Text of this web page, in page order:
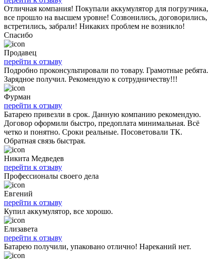
Отличная компания! Покупали аккумулятор для погрузчика,
все прошло на высшем уровне! Созвонились, договорились,
встретились, забрали! Никаких проблем не возникло!
Спасибо
Продавец
перейти к отзыву
Подробно проконсультировали по товару. Грамотные ребята.
Зарядное получил. Рекомендую к сотрудничеству!!!
Фурман
перейти к отзыву
Батарею привезли в срок. Данную компанию рекомендую.
Договор оформили быстро, предоплата минимальная. Всё
четко и понятно. Сроки реальные. Посоветовали ТК.
Обратная связь быстрая.
Никита Медведев
перейти к отзыву
Профессионалы своего дела
Евгений
перейти к отзыву
Купил аккумулятор, все хорошо.
Елизавета
перейти к отзыву
Батарею получили, упаковано отлично! Нареканий нет.